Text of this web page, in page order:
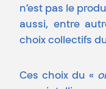
n’est pas le
aussi, entre
choix collectifs
Ces choix du «